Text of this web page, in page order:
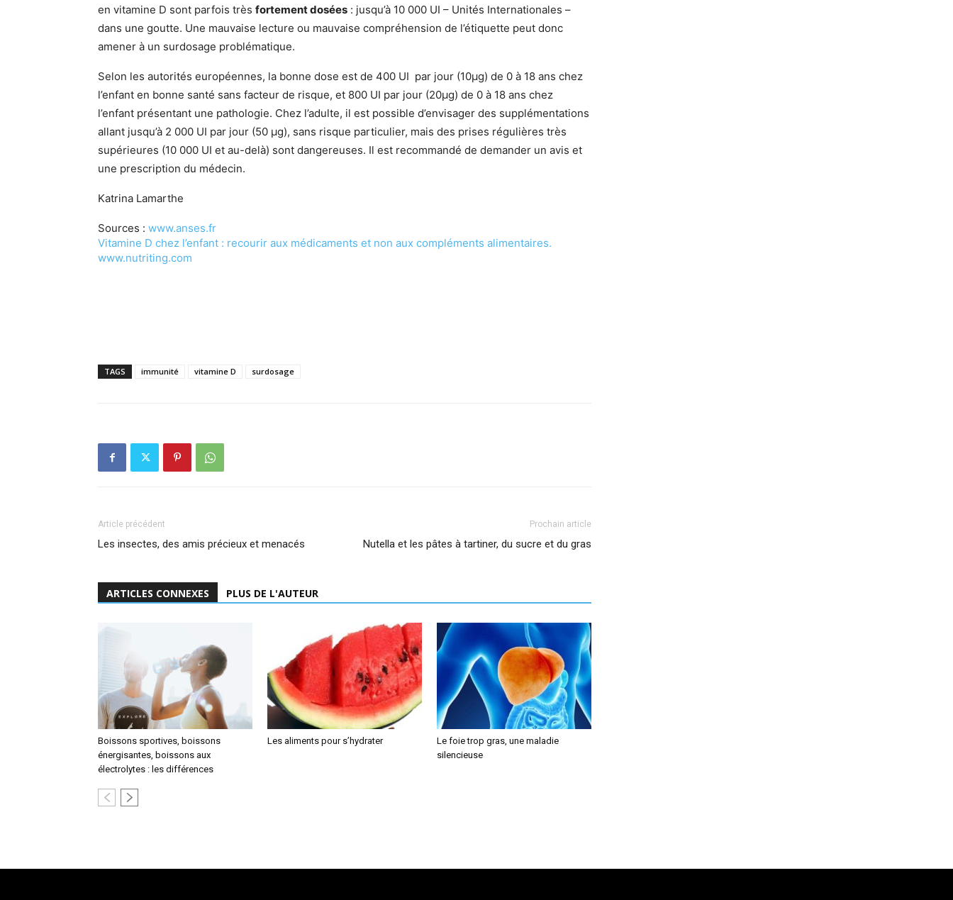
en vitamine D sont parfois très fortement dosées : jusqu’à 10 000 UI – Unités Internationales –
dans une goutte. Une mauvaise lecture ou mauvaise compréhension de l’étiquette peut donc
amener à un surdosage problématique.
Selon les autorités européennes, la bonne dose est de 400 UI par jour (10µg) de 0 à 18 ans chez
l’enfant en bonne santé sans facteur de risque, et 800 UI par jour (20µg) de 0 à 18 ans chez
l’enfant présentant une pathologie. Chez l’adulte, il est possible d’envisager des supplémentations
allant jusqu’à 2 000 UI par jour (50 µg), sans risque particulier, mais des prises régulières très
supérieures (10 000 UI et au-delà) sont dangereuses. Il est recommandé de demander un avis et
une prescription du médecin.
Katrina Lamarthe
Sources : www.anses.fr
Vitamine D chez l’enfant : recourir aux médicaments et non aux compléments alimentaires.
www.nutriting.com
TAGS immunité vitamine D surdosage
Article précédent
Les insectes, des amis précieux et menacés
Prochain article
Nutella et les pâtes à tartiner, du sucre et du gras
ARTICLES CONNEXES PLUS DE L'AUTEUR
Boissons sportives, boissons
énergisantes, boissons aux
électrolytes : les différences
Les aliments pour s’hydrater
Le foie trop gras, une maladie
silencieuse